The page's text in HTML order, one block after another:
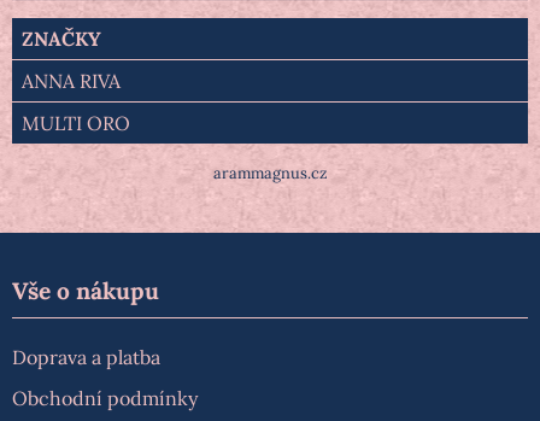
ZNAČKY
ANNA RIVA
MULTI ORO
arammagnus.cz
Vše o nákupu
Doprava a platba
Obchodní podmínky